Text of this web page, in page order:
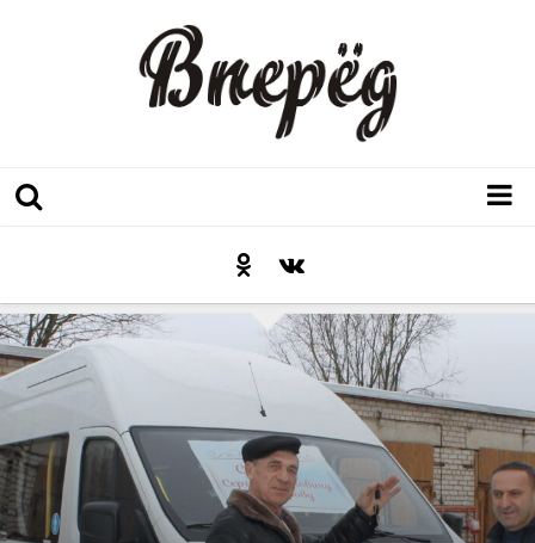
Послесловие к празднику
Факт
Неожиданный ракурс
Контакты
Люди родного края